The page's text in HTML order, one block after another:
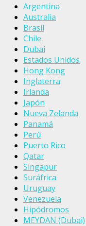
Argentina
Australia
Brasil
Chile
Dubai
Estados Unidos
Hong Kong
Inglaterra
Irlanda
Japón
Nueva Zelanda
Panamá
Perú
Puerto Rico
Qatar
Singapur
Suráfrica
Uruguay
Venezuela
Hipódromos
MEYDAN (Dubai)